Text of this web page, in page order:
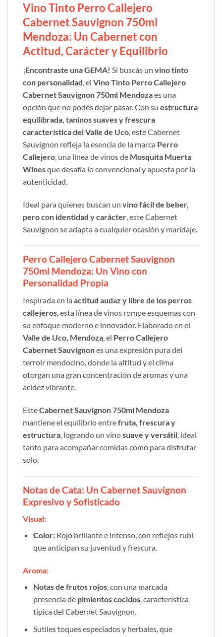
Vino Tinto Perro Callejero
Cabernet Sauvignon 750ml
Mendoza: Un Cabernet con
Actitud, Carácter y Equilibrio
¡Encontraste una GEMA! Si buscás un vino tinto
con personalidad , el Vino Tinto Perro Callejero
Cabernet Sauvignon 750ml Mendozaes una
opción que no podés dejar pasar. Con su estructura
equilibrada, taninos suaves y frescura
característica del Valle de Uco , este Cabernet
Sauvignon refleja la esencia de la marca Perro
Callejero , una línea de vinos de Mosquita Muerta
Winesque desafía lo convencional y apuesta por la
autenticidad.
Ideal para quienes buscan un vino fácil de beber,
pero con identidad y carácter , este Cabernet
Sauvignon se adapta a cualquier ocasión y maridaje.
Perro Callejero Cabernet Sauvignon
750ml Mendoza: Un Vino con
Personalidad Propia
Inspirada en la actitud audaz y libre de los perros
callejeros, esta línea de vinos rompe esquemas con
su enfoque moderno e innovador. Elaborado en el
Valle de Uco, Mendoza, el Perro Callejero
Cabernet Sauvignones una expresión pura del
terroir mendocino, donde la altitud y el clima
otorgan una gran concentración de aromas y una
acidez vibrante.
EsteCabernet Sauvignon 750ml Mendoza
mantiene el equilibrio entrefruta, frescura y
estructura , logrando un vinosuave y versátil , ideal
tanto para acompañar comidas como para disfrutar
solo.
Notas de Cata: Un Cabernet Sauvignon
Expresivo y Sofisticado
Visual:
Color:Rojo brillante e intenso, con reflejos rubí
que anticipan su juventud y frescura.
Aroma:
Notas de frutos rojos, con una marcada
presencia de pimientos cocidos, característica
típica del Cabernet Sauvignon.
Sutiles toques especiados y herbales, que